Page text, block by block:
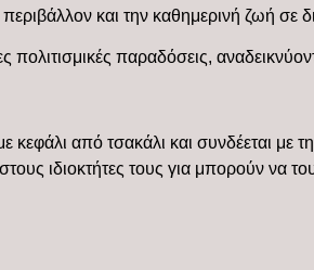
και την καθημερινή ζωή σε
παραδόσεις,
κεφάλι από τσακάλι και συνδέεται με
ιδιοκτήτες τους για μπορούν να